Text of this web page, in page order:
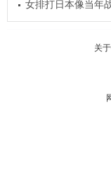
女排打日本像当年
关